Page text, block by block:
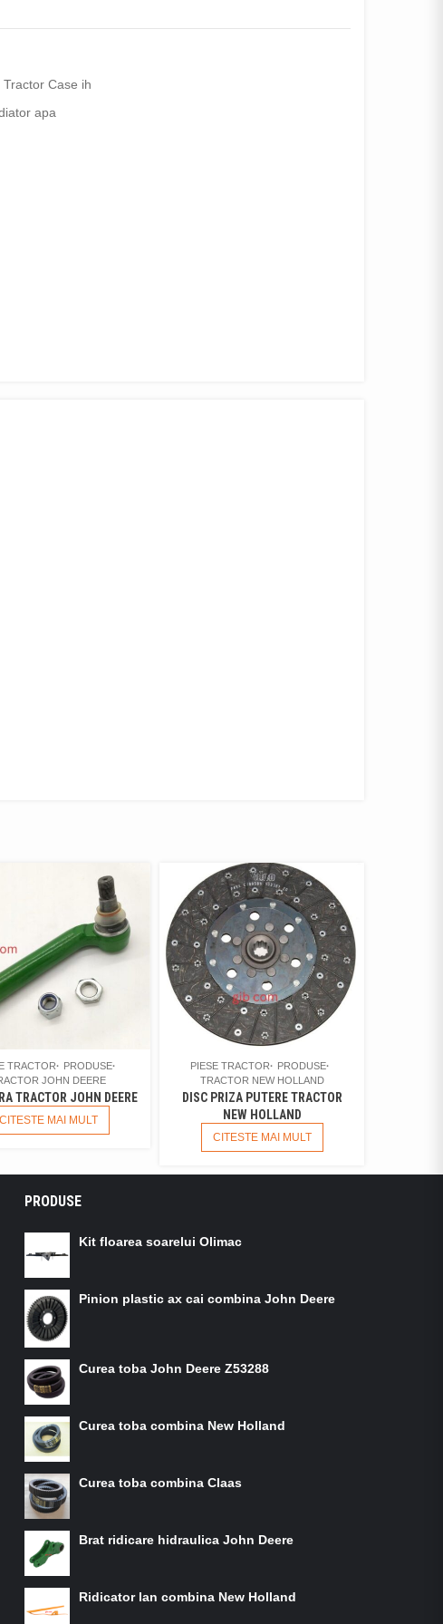
Tractor Case ih
apa
TRACTOR
PRODUSE
JOHN DEERE
TRACTOR JOHN DEERE
CITESTE MAI MULT
PIESE TRACTOR
PRODUSE
TRACTOR NEW HOLLAND
DISC PRIZA PUTERE TRACTOR
NEW HOLLAND
CITESTE MAI MULT
PRODUSE
Kit floarea soarelui Olimac
Pinion plastic ax cai combina John Deere
Curea toba John Deere Z53288
Curea toba combina New Holland
Curea toba combina Claas
Brat ridicare hidraulica John Deere
Ridicator lan combina New Holland